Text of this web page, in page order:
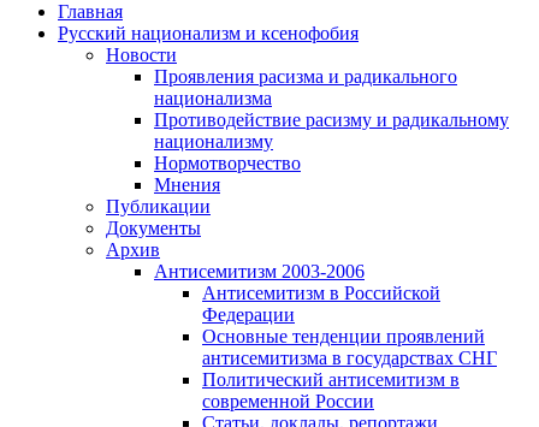
Главная
Русский национализм и ксенофобия
Новости
Проявления расизма и радикального
национализма
Противодействие расизму и радикальному
национализму
Нормотворчество
Мнения
Публикации
Документы
Архив
Антисемитизм 2003-2006
Антисемитизм в Российской
Федерации
Основные тенденции проявлений
антисемитизма в государствах СНГ
Политический антисемитизм в
современной России